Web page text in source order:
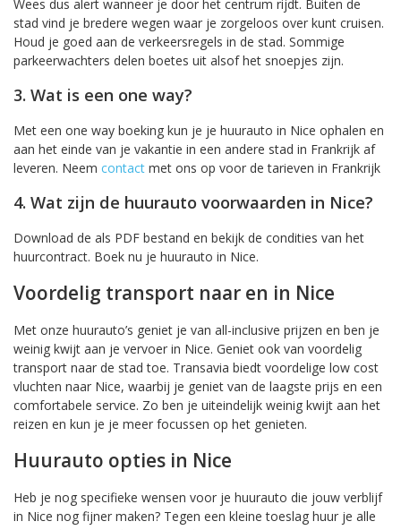
Wees dus alert wanneer je door het centrum rijdt. Buiten de
stad vind je bredere wegen waar je zorgeloos over kunt cruisen.
Houd je goed aan de verkeersregels in de stad. Sommige
parkeerwachters delen boetes uit alsof het snoepjes zijn.
3. Wat is een one way?
Met een one way boeking kun je je huurauto in Nice ophalen en
aan het einde van je vakantie in een andere stad in Frankrijk af
leveren. Neem contact met ons op voor de tarieven in Frankrijk
4. Wat zijn de huurauto voorwaarden in Nice?
Download de als PDF bestand en bekijk de condities van het
huurcontract. Boek nu je huurauto in Nice.
Voordelig transport naar en in Nice
Met onze huurauto’s geniet je van all-inclusive prijzen en ben je
weinig kwijt aan je vervoer in Nice. Geniet ook van voordelig
transport naar de stad toe. Transavia biedt voordelige low cost
vluchten naar Nice, waarbij je geniet van de laagste prijs en een
comfortabele service. Zo ben je uiteindelijk weinig kwijt aan het
reizen en kun je je meer focussen op het genieten.
Huurauto opties in Nice
Heb je nog specifieke wensen voor je huurauto die jouw verblijf
in Nice nog fijner maken? Tegen een kleine toeslag huur je alle